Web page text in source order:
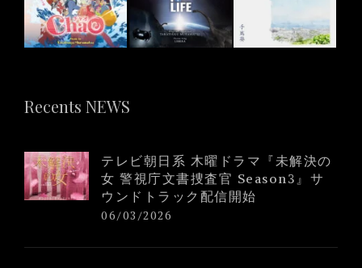
Recents NEWS
テレビ朝日系 木曜ドラマ『未解決の
女 警視庁文書捜査官 Season3』サ
ウンドトラック配信開始
06/03/2026